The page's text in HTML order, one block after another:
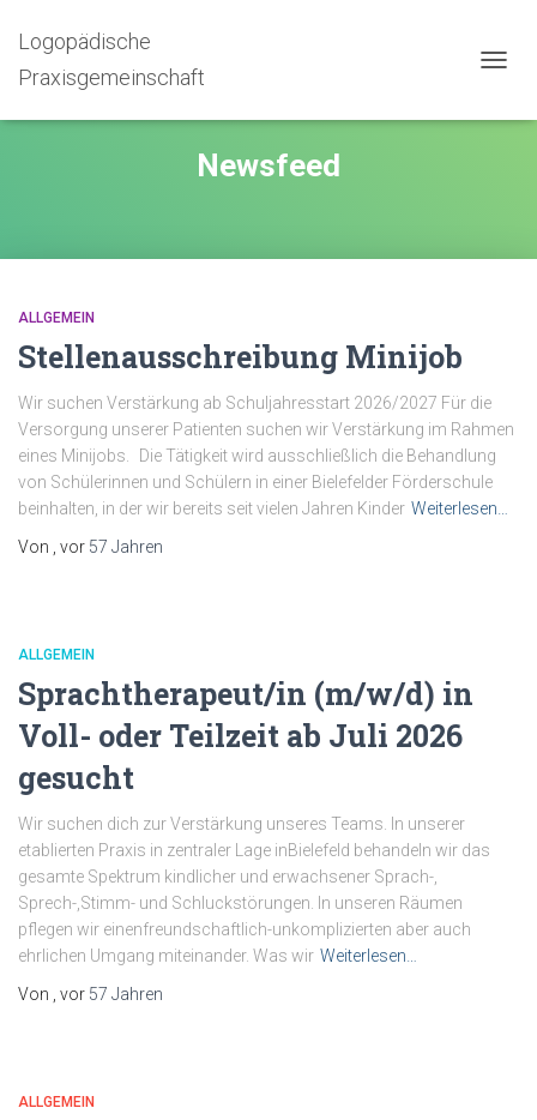
Logopädische
Praxisgemeinschaft
Newsfeed
ALLGEMEIN
Stellenausschreibung Minijob
Wir suchen Verstärkung ab Schuljahresstart 2026/2027 Für die
Versorgung unserer Patienten suchen wir Verstärkung im Rahmen
eines Minijobs. Die Tätigkeit wird ausschließlich die Behandlung
von Schülerinnen und Schülern in einer Bielefelder Förderschule
beinhalten, in der wir bereits seit vielen Jahren Kinder Weiterlesen…
Von
, vor 57 Jahren
ALLGEMEIN
Sprachtherapeut/in (m/w/d) in
Voll- oder Teilzeit ab Juli 2026
gesucht
Wir suchen dich zur Verstärkung unseres Teams. In unserer
etablierten Praxis in zentraler Lage inBielefeld behandeln wir das
gesamte Spektrum kindlicher und erwachsener Sprach-,
Sprech-,Stimm- und Schluckstörungen. In unseren Räumen
pflegen wir einenfreundschaftlich-unkomplizierten aber auch
ehrlichen Umgang miteinander. Was wir Weiterlesen…
Von
, vor 57 Jahren
ALLGEMEIN